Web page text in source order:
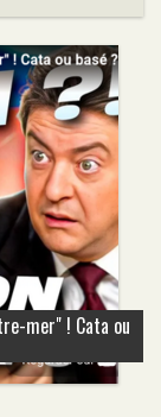
mer" ! Cata ou